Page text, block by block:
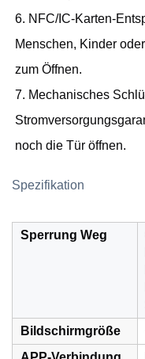
6. NFC/IC-Karten-
Menschen, Kinder
zum Öffnen.
7. Mechanisches
noch die Tür öffnen.
Spezifikation
Sperrung Weg
Bildschirmgröße